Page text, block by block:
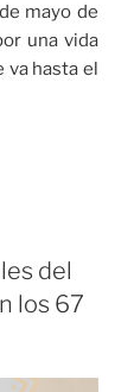
mayo de
una vida
va hasta el
del
los 67